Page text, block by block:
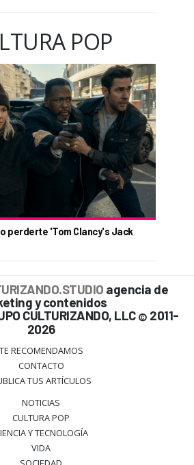
POP
perderte 'Tom Clancy's Jack
agencia de
y contenidos
CULTURIZANDO, LLC © 2011-
2026
TE RECOMENDAMOS
CONTACTO
TUS ARTÍCULOS
NOTICIAS
CULTURA POP
Y TECNOLOGÍA
VIDA